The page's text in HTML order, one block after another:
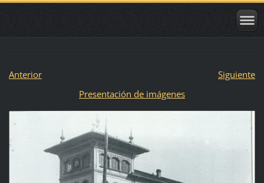
Anterior
Siguiente
Presentación de imágenes